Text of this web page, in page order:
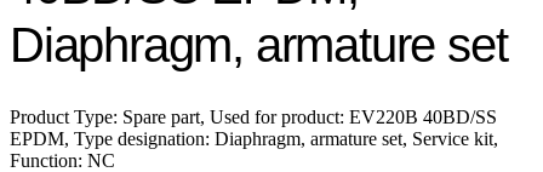
Diaphragm, armature set
Product Type: Spare part, Used for product: EV220B 40BD/SS
EPDM, Type designation: Diaphragm, armature set, Service kit,
Function: NC